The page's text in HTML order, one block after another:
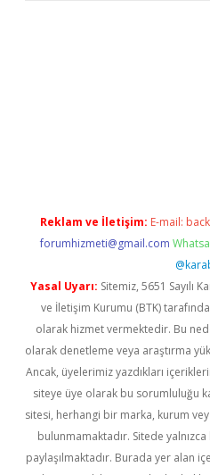
Reklam ve İletişim: E-mail:
forumhizmeti@gmail.com
Yasal Uyarı: Sitemiz, 5651 Sayılı
ve İletişim Kurumu (BTK)
olarak hizmet vermektedir. Bu
olarak denetleme veya araştırma
Ancak, üyelerimiz yazdıkları
siteye üye olarak bu sorumluluğu
sitesi, herhangi bir marka, kurum
bulunmamaktadır. Sitede yalnızca
paylaşılmaktadır. Burada yer alan